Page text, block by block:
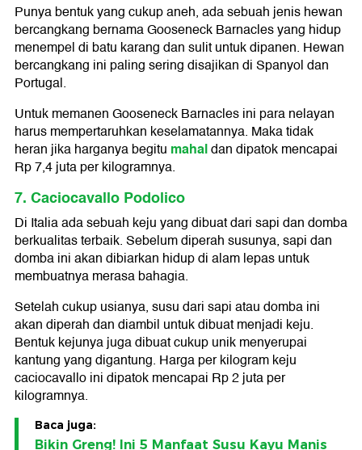
Punya bentuk yang cukup aneh, ada sebuah jenis hewan
bercangkang bernama Gooseneck Barnacles yang hidup
menempel di batu karang dan sulit untuk dipanen. Hewan
bercangkang ini paling sering disajikan di Spanyol dan
Portugal.
Untuk memanen Gooseneck Barnacles ini para nelayan
harus mempertaruhkan keselamatannya. Maka tidak
heran jika harganya begitu mahaldan dipatok mencapai
Rp 7,4 juta per kilogramnya.
7. Caciocavallo Podolico
Di Italia ada sebuah keju yang dibuat dari sapi dan domba
berkualitas terbaik. Sebelum diperah susunya, sapi dan
domba ini akan dibiarkan hidup di alam lepas untuk
membuatnya merasa bahagia.
Setelah cukup usianya, susu dari sapi atau domba ini
akan diperah dan diambil untuk dibuat menjadi keju.
Bentuk kejunya juga dibuat cukup unik menyerupai
kantung yang digantung. Harga per kilogram keju
caciocavallo ini dipatok mencapai Rp 2 juta per
kilogramnya.
Baca juga:
Bikin Greng! Ini 5 Manfaat Susu Kayu Manis